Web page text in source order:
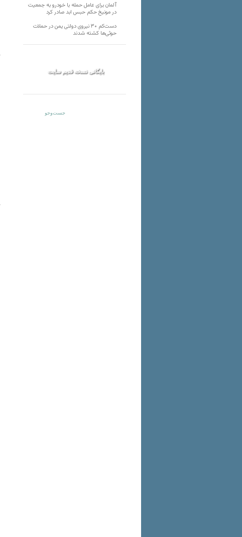
آلمان برای عامل حمله با خودرو به جمعیت
در مونیخ حکم حبس ابد صادر کرد
دست‌کم ۳۰ نیروی دولتی یمن در حملات
حوثی‌ها کشته شدند
بایگانی نسخه قدیم سایت